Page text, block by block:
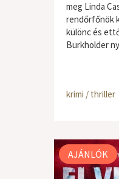
meg Linda
rendőrfőnök
különc és
Burkholder
krimi / thriller
AJÁNLÓK